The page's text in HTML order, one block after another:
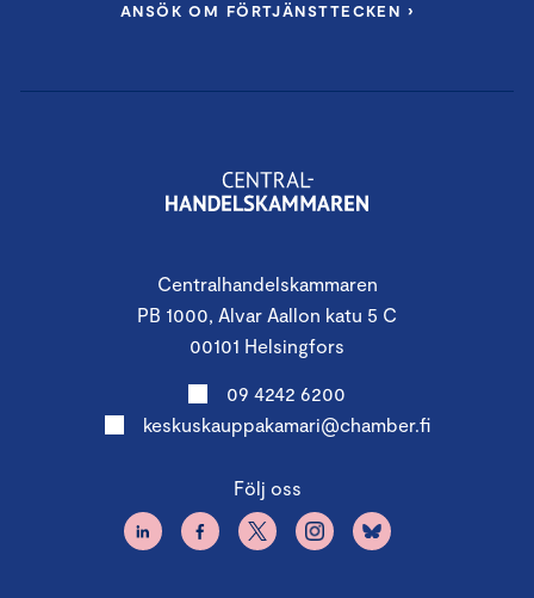
Centralhandelskammaren
PB 1000, Alvar Aallon katu 5 C
00101 Helsingfors
09 4242 6200
keskuskauppakamari@chamber.fi
Följ oss
ANSÖK OM FÖRTJÄNSTTECKEN ›